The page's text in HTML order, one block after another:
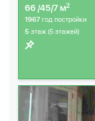
66 /45/7 м2
1967 год постройки
5 этаж (5 этажей)